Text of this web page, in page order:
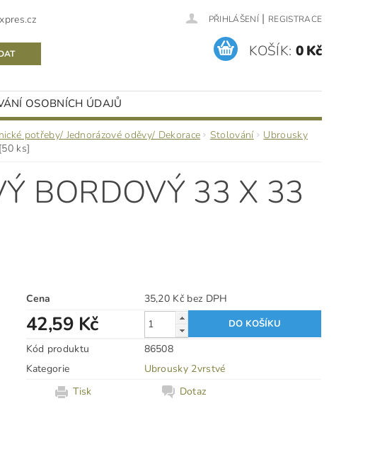
PŘIHLÁŠENÍ | REGISTRACE
KOŠÍK: 0 Kč
OSOBNÍCH ÚDAJŮ
potřeby/ Jednorázové oděvy/ Dekorace Stolování
Ubrousky
ks]
BORDOVÝ 33 X 33
Cena 35,20 Kč bez DPH
42,59 Kč
Kód produktu
86508
Kategorie
Ubrousky 2vrstvé
Tisk
Dotaz